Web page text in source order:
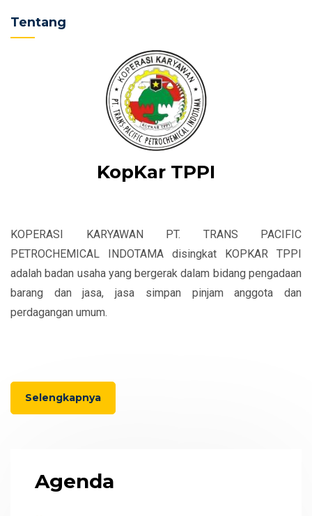
Tentang
KopKar TPPI
KOPERASI KARYAWAN PT. TRANS PACIFIC
PETROCHEMICAL INDOTAMA disingkat KOPKAR TPPI
adalah badan usaha yang bergerak dalam bidang pengadaan
barang dan jasa, jasa simpan pinjam anggota dan
perdagangan umum.
Selengkapnya
Agenda